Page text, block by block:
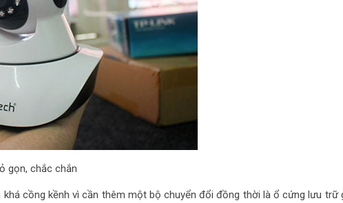
gọn, chắc chắn
cồng kềnh vì cần thêm một bộ chuyển đổi đồng thời là ổ cứng lưu trữ